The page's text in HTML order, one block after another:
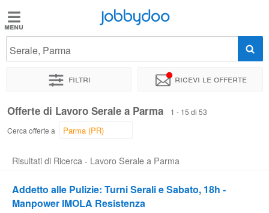
Jobbydoo
Offerte
Stipendi
Elenco
professioni
Jobbydoo
Serale, Parma
Filtri Ricevi le offerte
Offerte di Lavoro Serale a Parma
1 - 15 di 53
Cerca offerte a
Risultati di Ricerca - Lavoro Serale a Parma
Addetto alle Pulizie: Turni Serali e Sabato, 18h -
Manpower IMOLA Resistenza